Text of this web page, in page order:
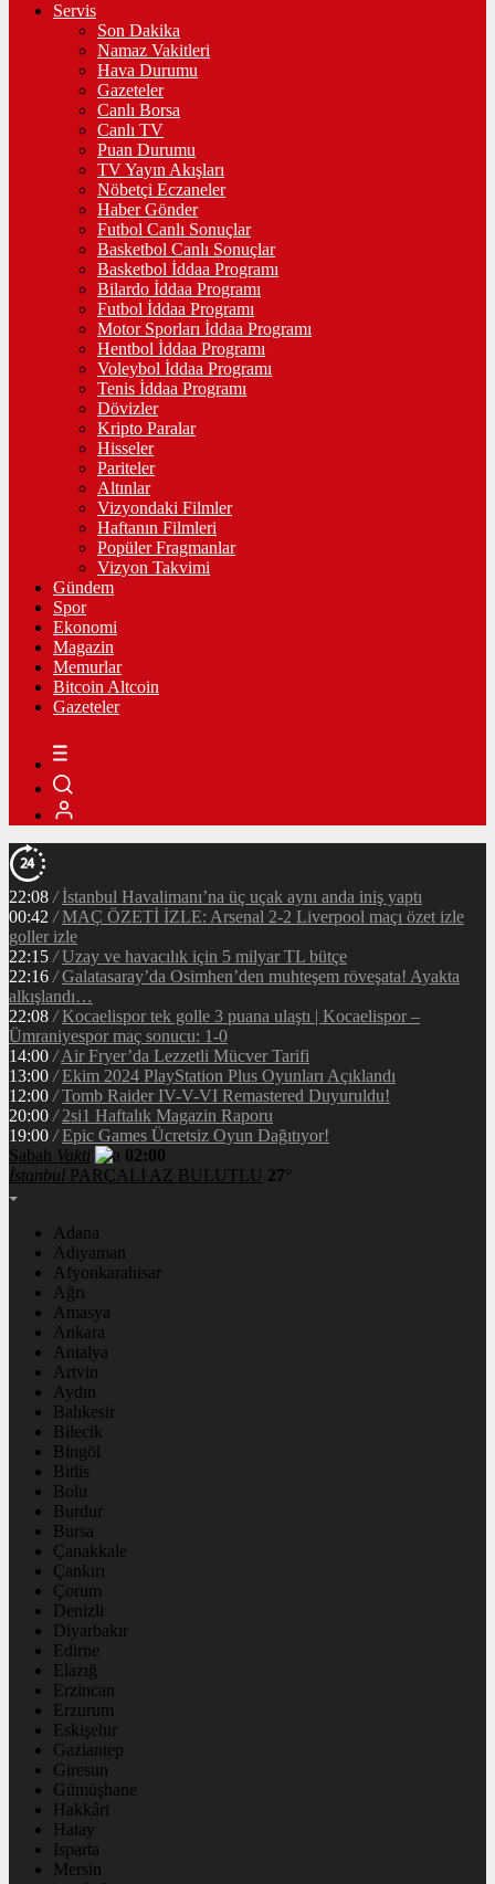
Servis
Son Dakika
Namaz Vakitleri
Hava Durumu
Gazeteler
Canlı Borsa
Canlı TV
Puan Durumu
TV Yayın Akışları
Nöbetçi Eczaneler
Haber Gönder
Futbol Canlı Sonuçlar
Basketbol Canlı Sonuçlar
Basketbol İddaa Programı
Bilardo İddaa Programı
Futbol İddaa Programı
Motor Sporları İddaa Programı
Hentbol İddaa Programı
Voleybol İddaa Programı
Tenis İddaa Programı
Dövizler
Kripto Paralar
Hisseler
Pariteler
Altınlar
Vizyondaki Filmler
Haftanın Filmleri
Popüler Fragmanlar
Vizyon Takvimi
Gündem
Spor
Ekonomi
Magazin
Memurlar
Bitcoin Altcoin
Gazeteler
22:08 / İstanbul Havalimanı’na üç uçak aynı anda iniş yaptı
00:42 / MAÇ ÖZETİ İZLE: Arsenal 2-2 Liverpool maçı özet izle
goller izle
22:15 / Uzay ve havacılık için 5 milyar TL bütçe
22:16 / Galatasaray’da Osimhen’den muhteşem röveşata! Ayakta
alkışlandı…
22:08 / Kocaelispor tek golle 3 puana ulaştı | Kocaelispor –
Ümraniyespor maç sonucu: 1-0
14:00 / Air Fryer’da Lezzetli Mücver Tarifi
13:00 / Ekim 2024 PlayStation Plus Oyunları Açıklandı
12:00 / Tomb Raider IV-V-VI Remastered Duyuruldu!
20:00 / 2si1 Haftalık Magazin Raporu
19:00 / Epic Games Ücretsiz Oyun Dağıtıyor!
Sabah Vakti
02:00
İstanbul PARÇALI AZ BULUTLU 27°
Adana
Adıyaman
Afyonkarahisar
Ağrı
Amasya
Ankara
Antalya
Artvin
Aydın
Balıkesir
Bilecik
Bingöl
Bitlis
Bolu
Burdur
Bursa
Çanakkale
Çankırı
Çorum
Denizli
Diyarbakır
Edirne
Elazığ
Erzincan
Erzurum
Eskişehir
Gaziantep
Giresun
Gümüşhane
Hakkâri
Hatay
Isparta
Mersin